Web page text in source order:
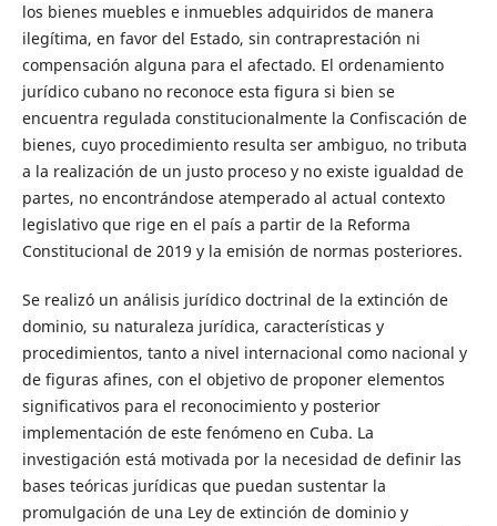
los bienes muebles e inmuebles adquiridos de manera
ilegítima, en favor del Estado, sin contraprestación ni
compensación alguna para el afectado. El ordenamiento
jurídico cubano no reconoce esta figura si bien se
encuentra regulada constitucionalmente la Confiscación de
bienes, cuyo procedimiento resulta ser ambiguo, no tributa
a la realización de un justo proceso y no existe igualdad de
partes, no encontrándose atemperado al actual contexto
legislativo que rige en el país a partir de la Reforma
Constitucional de 2019 y la emisión de normas posteriores.
Se realizó un análisis jurídico doctrinal de la extinción de
dominio, su naturaleza jurídica, características y
procedimientos, tanto a nivel internacional como nacional y
de figuras afines, con el objetivo de proponer elementos
significativos para el reconocimiento y posterior
implementación de este fenómeno en Cuba. La
investigación está motivada por la necesidad de definir las
bases teóricas jurídicas que puedan sustentar la
promulgación de una Ley de extinción de dominio y